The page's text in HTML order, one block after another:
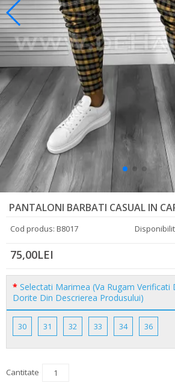
PANTALONI BARBATI CASUAL IN
Cod produs: B8017
75,00LEI
Selectati Marimea (Va Rugam Verificati
Dorite Din Descrierea Produsului)
30 31 32 33 34 36
Cantitate